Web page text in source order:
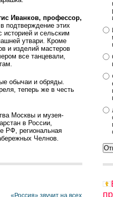
Иванков, профессор,
подтверждение этих
историей и сельским
утвари. Кроме
и изделий мастеров
все танцевали,
обычаи и обряды.
теперь же в честь
Москвы и музея-
в России,
РФ, региональная
Челнов.
«Россия» звучит на всех